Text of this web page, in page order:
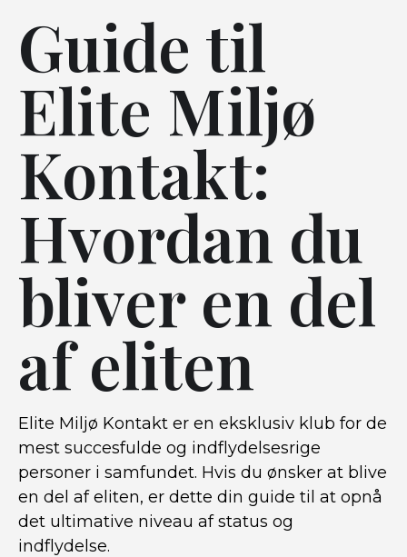
Guide til
Elite Miljø
Kontakt:
Hvordan du
bliver en del
af eliten
Elite Miljø Kontakt er en eksklusiv klub for de
mest succesfulde og indflydelsesrige
personer i samfundet. Hvis du ønsker at blive
en del af eliten, er dette din guide til at opnå
det ultimative niveau af status og
indflydelse.